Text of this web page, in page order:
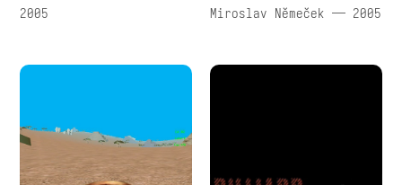
2005 Miroslav Němeček — 2005